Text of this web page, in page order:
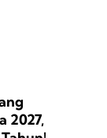
2027,